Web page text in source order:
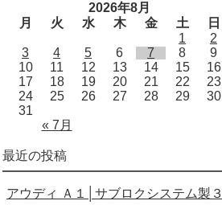
2026年8月
月
火 水 木 金 土 日
« 7月
1
2
3
4 5 6 7 8
9
10
11 12 13 14 15
16
17
18 19 20 21 22
23
24
25 26 27 28 29
30
31
最近の投稿
アウディ Ａ１│サブロクシステム製３